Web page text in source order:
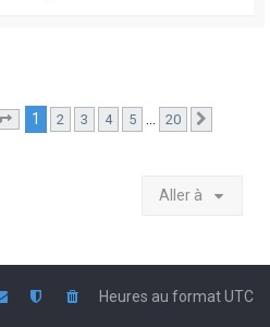
Page sur20
1 2 3 4 5 … 20
Aller à
Heures au formatUTC